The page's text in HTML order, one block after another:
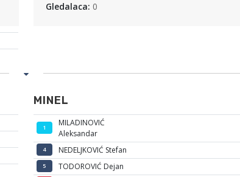
Gledalaca: 0
MINEL
1
MILADINOVIĆ
Aleksandar
4 NEDELJKOVIĆ Stefan
5 TODOROVIĆ Dejan